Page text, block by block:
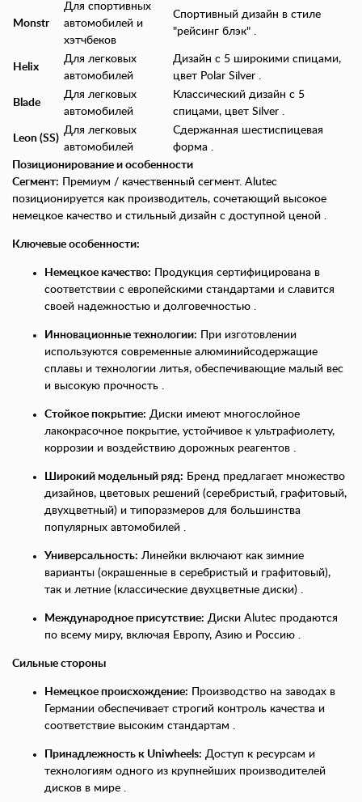
Monstr
Для спортивных
автомобилей и
хэтчбеков
Спортивный дизайн в стиле
"рейсинг блэк" .
Helix
Для легковых
автомобилей
Дизайн с 5 широкими спицами,
цвет Polar Silver .
Blade
Для легковых
автомобилей
Классический дизайн с 5
спицами, цвет Silver .
Leon (SS)
Для легковых
автомобилей
Сдержанная шестиспицевая
форма .
Позиционирование и особенности
Сегмент: Премиум / качественный сегмент. Alutec
позиционируется как производитель, сочетающий высокое
немецкое качество и стильный дизайн с доступной ценой .
Ключевые особенности:
Немецкое качество: Продукция сертифицирована в
соответствии с европейскими стандартами и славится
своей надежностью и долговечностью .
Инновационные технологии: При изготовлении
используются современные алюминийсодержащие
сплавы и технологии литья, обеспечивающие малый вес
и высокую прочность .
Стойкое покрытие: Диски имеют многослойное
лакокрасочное покрытие, устойчивое к ультрафиолету,
коррозии и воздействию дорожных реагентов .
Широкий модельный ряд: Бренд предлагает множество
дизайнов, цветовых решений (серебристый, графитовый,
двухцветный) и типоразмеров для большинства
популярных автомобилей .
Универсальность: Линейки включают как зимние
варианты (окрашенные в серебристый и графитовый),
так и летние (классические двухцветные диски) .
Международное присутствие: Диски Alutec продаются
по всему миру, включая Европу, Азию и Россию .
Сильные стороны
Немецкое происхождение: Производство на заводах в
Германии обеспечивает строгий контроль качества и
соответствие высоким стандартам .
Принадлежность к Uniwheels: Доступ к ресурсам и
технологиям одного из крупнейших производителей
дисков в мире .